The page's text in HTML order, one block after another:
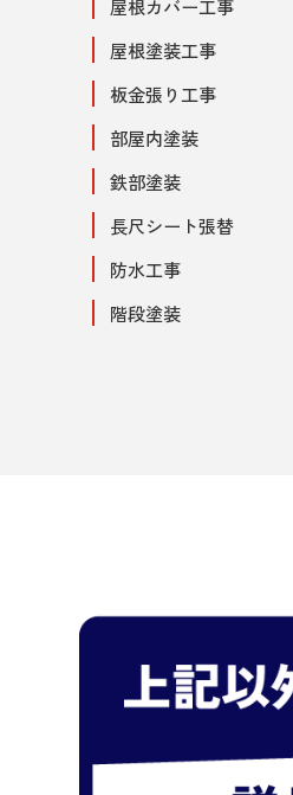
屋根カバー工事
屋根塗装工事
板金張り工事
部屋内塗装
鉄部塗装
長尺シート張替
防水工事
階段塗装